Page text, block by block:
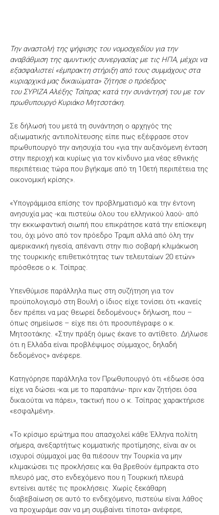
Την αναστολή της ψήφισης του νομοσχεδίου για την
αναβάθμιση της αμυντικής συνεργασίας με τις ΗΠΑ, μέχρι να
εξασφαλιστεί «έμπρακτη στήριξη από τους συμμάχους στα
κυριαρχικά μας δικαιώματα» ζήτησε ο πρόεδρος
του ΣΥΡΙΖΑ Αλέξης Τσίπρας κατά την συνάντησή του με τον
πρωθυπουργό Κυριάκο Μητσοτάκη.
Σε δήλωσή του μετά τη συνάντηση ο αρχηγός της
αξιωματικής αντιπολίτευσης είπε πως εξέφρασε στον
πρωθυπουργό την ανησυχία του «για την αυξανόμενη ένταση
στην περιοχή και κυρίως για τον κίνδυνο μια νέας εθνικής
περιπέτειας τώρα που βγήκαμε από τη 10ετή περιπέτεια της
οικονομική κρίσης».
«Υπογράμμισα επίσης τον προβληματισμό και την έντονη
ανησυχία μας -και πιστεύω όλου του ελληνικού λαού- από
την εκκωφαντική σιωπή που επικράτησε κατά την επίσκεψη
του, όχι μόνο από τον πρόεδρο Τραμπ αλλά από όλη την
αμερικανική ηγεσία, απέναντι στην πιο σοβαρή κλιμάκωση
της τουρκικής επιθετικότητας των τελευταίων 20 ετών»
πρόσθεσε ο κ. Τσίπρας.
Υπενθύμισε παράλληλα πως στη συζήτηση για τον
προϋπολογισμό στη Βουλή ο ίδιος είχε τονίσει ότι «κανείς
δεν πρέπει να μας θεωρεί δεδομένους» δήλωση, που –
όπως σημείωσε – είχε πει ότι προσυπέγραφε ο κ.
Μητσοτάκης. «Στην πράξη όμως έκανε το αντίθετο. Δήλωσε
ότι η Ελλάδα είναι προβλέψιμος σύμμαχος, δηλαδή
δεδομένος» ανέφερε.
Κατηγόρησε παράλληλα τον Πρωθυπουργό ότι «έδωσε όσα
είχε να δώσει -και με το παραπάνω- πριν καν ζητήσει όσα
δικαιούται να πάρει», τακτική που ο κ. Τσίπρας χαρακτήρισε
«εσφαλμένη».
«Το κρίσιμο ερώτημα που απασχολεί κάθε Έλληνα πολίτη
σήμερα, ανεξαρτήτως κομματικής προτίμησης, είναι αν οι
ισχυροί σύμμαχοί μας θα πιέσουν την Τουρκία να μην
κλιμακώσει τις προκλήσεις και θα βρεθούν έμπρακτα στο
πλευρό μας, στο ενδεχόμενο που η Τουρκική πλευρά
εντείνει αυτές τις προκλήσεις. Χωρίς ξεκάθαρη
διαβεβαίωση σε αυτό το ενδεχόμενο, πιστεύω είναι λάθος
να προχωράμε σαν να μη συμβαίνει τίποτα» ανέφερε,